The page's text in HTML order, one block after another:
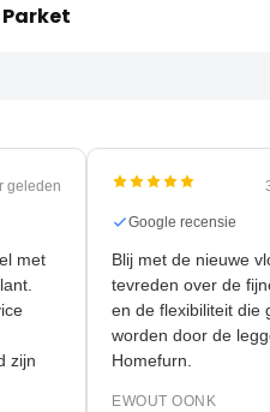
Parket
1 jaar geleden
met
klant.
zijn
Google recensie
Blij met de
tevreden over
en de
worden door de
Homefurn.
EWOUT OONK